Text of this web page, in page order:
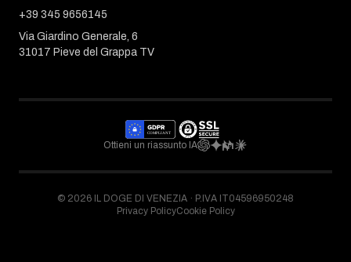
+39 345 9656145
Via Giardino Generale, 6
31017 Pieve del Grappa TV
Ottieni un riassunto IA
© 2026 IL DOGE DI VENEZIA · P.IVA IT04596950248
Privacy PolicyCookie Policy